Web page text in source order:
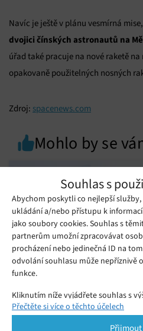
Souhlas s
Abychom poskytli co nejlepší
ukládání a/nebo přístupu k
jako soubory cookies. Souhlas s
partnerům umožní zpracovávat
procházení nebo jedinečná ID na
odvolání souhlasu může nepříznivě
funkce.
Kliknutím níže vyjádřete souhlas s
podrobnější rozhodnutí. Vaše volby
Přečtěte si více o těchto účelech
Přijmout
Navíc je ještě v plánu vesmírná
dvojici čínských astronautů na
úřad také pracuje na nové raketě
opakovaně použitelných nosných
Zdroj: spacenews.com
Mohlo by se
Obří baterie v tenkém